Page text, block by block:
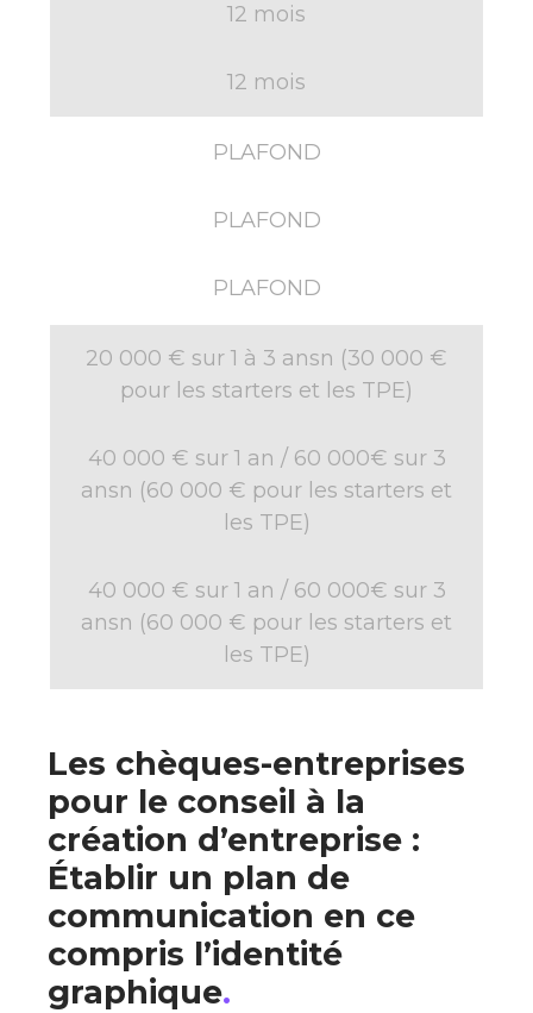
12 mois
12 mois
PLAFOND
PLAFOND
PLAFOND
20 000 € sur 1 à 3 ansn (30 000 €
pour les starters et les TPE)
40 000 € sur 1 an / 60 000€ sur 3
ansn (60 000 € pour les starters et
les TPE)
40 000 € sur 1 an / 60 000€ sur 3
ansn (60 000 € pour les starters et
les TPE)
Les chèques-entreprises
pour le conseil à la
création d’entreprise :
Établir un plan de
communication en ce
compris l’identité
graphique.